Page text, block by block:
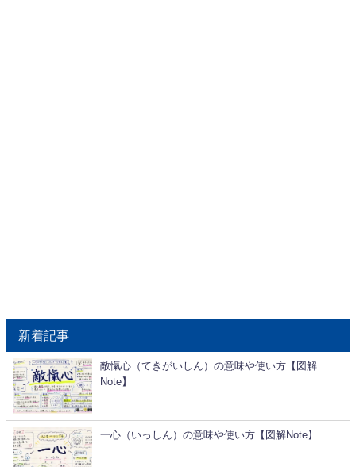
新着記事
敵愾心（てきがいしん）の意味や使い方【図解
Note】
一心（いっしん）の意味や使い方【図解Note】